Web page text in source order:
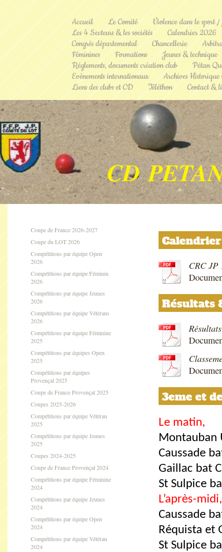
Accueil Le Comité
Violence dans le sport
Les 4 Secteurs & les sociétés
Calendrier 2026
Congrès départemental
Chancellerie
Féminines
Formations
Jeunes & technique
Réglements, documents création club
Pétan
Evènements internationaux
Archives
Liens des clubs et CD
Téléthon Contact &
CD
Coupe de France 2026-2027
Coupe du LOT 2026
Compétitions par équipe Open
2026
Compétitions par équipe Féminin
2026
Compétitions par équipe Jeunes
2026
Compétitions par équipe Vétérans
2026
Compétitions par équipe Féminine
2025
Compétitions par équipes Open
2025
Compétitions par équipes
Provençal 2025
Coupe de France Provençal 2025
Coupes 2025-2026
Compétitions par équipe Vétéran
2025
Compétitions par équipe Jeunes
2025
Coupes 2024-2025
Coupe de France Provençal 2024
Compétitions par équipe Féminine
2024
Compétitions par équipe Jeunes
2024
Compétitions par équipe Open
2024
Compétitions par équipe Vétéran
2024
Calendrier
CRC JP
Résultats
3eme et
Le matin,
Montauban
Caussade
Gaillac bat
St Sulpice
L’après-midi,
Caussade
Réquista et
St Sulpice